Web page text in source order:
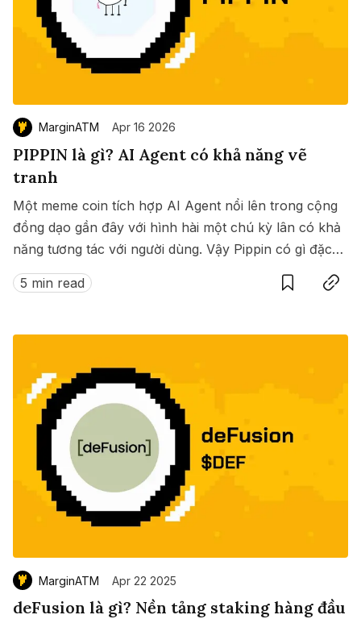
MarginATM Apr 16 2026
PIPPIN là gì? AI Agent có khả năng vẽ
tranh
Một meme coin tích hợp AI Agent nổi lên trong cộng
đồng dạo gần đây với hình hài một chú kỳ lân có khả
năng tương tác với người dùng. Vậy Pippin có gì đặc
biệt? ?
5 min read
SaveCopy link
MarginATM Apr 22 2025
deFusion là gì? Nền tảng staking hàng đầu